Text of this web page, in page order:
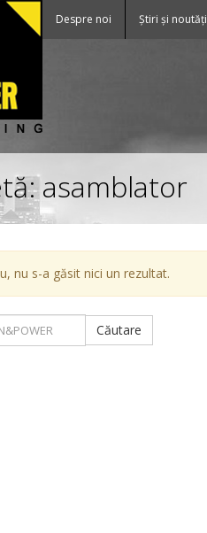
Despre noi Știri și noutăți
asamblator
nu s-a găsit nici un rezultat.
Căutare